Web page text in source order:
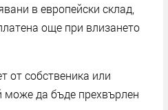
в европейски склад,
още при влизането
от собственика или
може да бъде прехвърлен